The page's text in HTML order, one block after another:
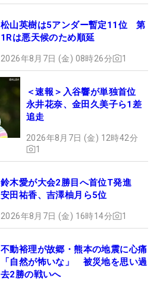
松山英樹は5アンダー暫定11位 第
1Rは悪天候のため順延
2026年8月7日 (金) 08時26分 1
＜速報＞入谷響が単独首位
永井花奈、金田久美子ら1差
追走
2026年8月7日 (金) 12時42分
1
鈴木愛が大会2勝目へ首位T発進
安田祐香、吉澤柚月ら5位
2026年8月7日 (金) 16時14分 1
不動裕理が故郷・熊本の地震に心痛
「自然が怖いな」 被災地を思い過
去2勝の戦いへ